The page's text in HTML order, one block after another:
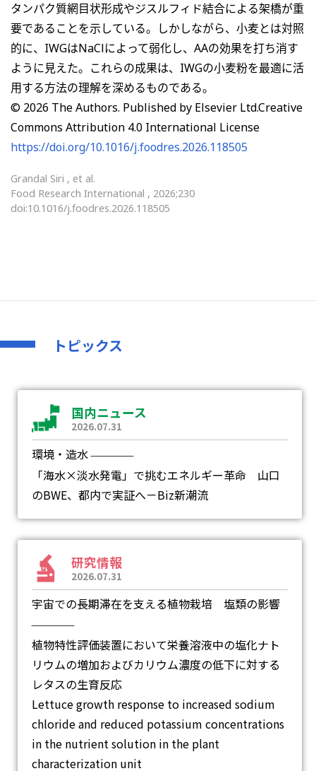
タンパク質網目状形成やジスルフィド結合による架橋が重
要であることを示している。しかしながら、小麦とは対照
的に、IWGはNaClによって弱化し、AAの効果を打ち消す
ように見えた。これらの成果は、IWGの小麦粉を最適に活
用する方法の理解を深めるものである。
© 2026 The Authors. Published by Elsevier Ltd.Creative
Commons Attribution 4.0 International License
https://doi.org/10.1016/j.foodres.2026.118505
Grandal Siri , et al.
Food Research International , 2026;230
doi:10.1016/j.foodres.2026.118505
トピックス
国内ニュース
2026.07.31
環境・造水 ―
「海水×淡水発電」で挑むエネルギー革命 山口
のBWE、都内で実証へ－Biz新潮流
研究情報
2026.07.31
宇宙での長期滞在を支える植物栽培 塩類の影響
―
植物特性評価装置において栄養溶液中の塩化ナト
リウムの増加およびカリウム濃度の低下に対する
レタスの生育反応
Lettuce growth response to increased sodium
chloride and reduced potassium concentrations
in the nutrient solution in the plant
characterization unit